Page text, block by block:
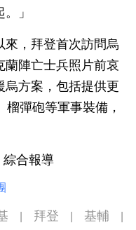
」
來，拜登首次訪問烏
蘭陣亡士兵照片前哀
烏方案，包括提供更
彈砲等軍事裝備，
綜合報導
拜登 基輔